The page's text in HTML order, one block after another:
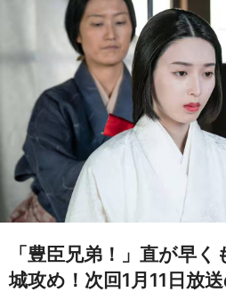
「豊臣兄弟！」直が早
城攻め！次回1月11日放